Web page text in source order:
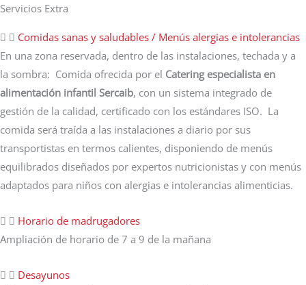
Servicios Extra
Comidas sanas y saludables / Menús alergias e intolerancias
En una zona reservada, dentro de las instalaciones, techada y a
la sombra: Comida ofrecida por el Catering especialista en
alimentación infantil Sercaib, con un sistema integrado de
gestión de la calidad, certificado con los estándares ISO. La
comida será traída a las instalaciones a diario por sus
transportistas en termos calientes, disponiendo de menús
equilibrados diseñados por expertos nutricionistas y con menús
adaptados para niños con alergias e intolerancias alimenticias.
Horario de madrugadores
Ampliación de horario de 7 a 9 de la mañana
Desayunos